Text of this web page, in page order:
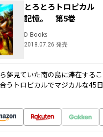
とろとろトロピカル
記憶。 第5巻
D-Books
2018.07.26 発売
夢見ていた南の島に滞在する
うトロピカルでマジカルな45